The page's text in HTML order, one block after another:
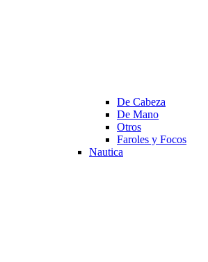
De Cabeza
De Mano
Otros
Faroles y Focos
Nautica